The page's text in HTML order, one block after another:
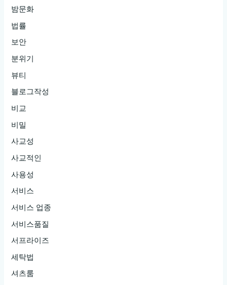
밤문화
법률
보안
분위기
뷰티
블로그작성
비교
비밀
사교성
사교적인
사용성
서비스
서비스 업종
서비스품질
서프라이즈
세탁법
셔츠룸